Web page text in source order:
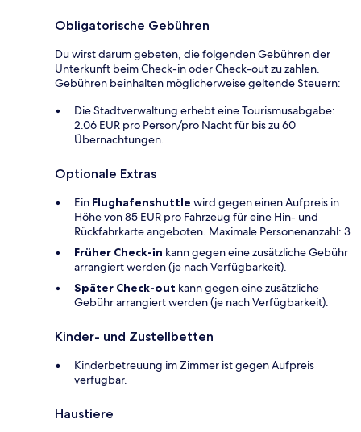
Obligatorische Gebühren
Du wirst darum gebeten, die folgenden Gebühren der
Unterkunft beim Check-in oder Check-out zu zahlen.
Gebühren beinhalten möglicherweise geltende Steuern:
Die Stadtverwaltung erhebt eine Tourismusabgabe:
2.06 EUR pro Person/pro Nacht für bis zu 60
Übernachtungen.
Optionale Extras
Ein Flughafenshuttle wird gegen einen Aufpreis in
Höhe von 85 EUR pro Fahrzeug für eine Hin- und
Rückfahrkarte angeboten. Maximale Personenanzahl: 3
Früher Check-in kann gegen eine zusätzliche Gebühr
arrangiert werden (je nach Verfügbarkeit).
Später Check-out kann gegen eine zusätzliche
Gebühr arrangiert werden (je nach Verfügbarkeit).
Kinder- und Zustellbetten
Kinderbetreuung im Zimmer ist gegen Aufpreis
verfügbar.
Haustiere